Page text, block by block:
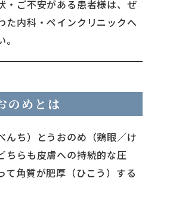
・ご不安がある患者様は、ぜ
た内科・ペインクリニックへ
のめとは
んち）とうおのめ（鶏眼／け
ちらも皮膚への持続的な圧
て角質が肥厚（ひこう）する